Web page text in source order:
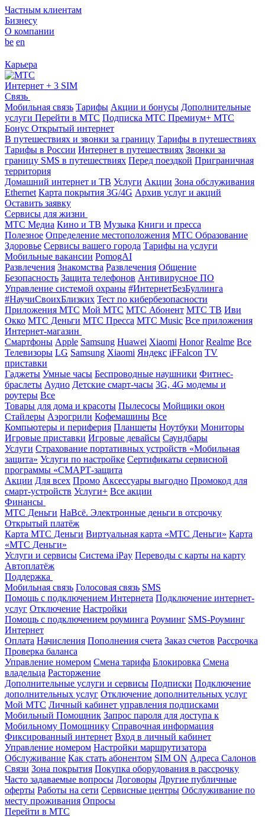
Частным клиентам
Бизнесу
О компании
be en
Карьера
Интернет + 3 SIM
Связь
Мобильная связь Тарифы Акции и бонусы Дополнительные
услуги Перейти в МТС Подписка МТС Премиум+ МТС
Бонус Открытый интернет
В путешествиях и звонки за границу Тарифы в путешествиях
Тарифы в России Интернет в путешествиях Звонки за
границу SMS в путешествиях Перед поездкой Приграничная
территория
Домашний интернет и ТВ Услуги Акции Зона обслуживания
Ethernet Карта покрытия 3G/4G Архив услуг и акций
Оставить заявку
Сервисы для жизни
МТС Медиа Кино и ТВ Музыка Книги и пресса
Полезное Определение местоположения МТС Образование
Здоровье Сервисы вашего города Тарифы на услуги
Мобильные вакансии PomogAI
Развлечения Знакомства Развлечения Общение
Безопасность Защита телефонов Антивирусное ПО
Управление системой охраны #ИнтернетБезБуллинга
#НаучиСвоихБлизких Тест по кибербезопасности
Приложения МТС Мой МТС МТС Абонент МТС ТВ Иви
Окко МТС Деньги МТС Пресса МТС Music Все приложения
Интернет-магазин
Смартфоны Apple Samsung Huawei Xiaomi Honor Realme Все
Телевизоры LG Samsung Xiaomi Яндекс iFFalcon TV
приставки
Гаджеты Умные часы Беспроводные наушники Фитнес-
браслеты Аудио Детские смарт-часы 3G, 4G модемы и
роутеры Все
Товары для дома и красоты Пылесосы Мойщики окон
Стайлеры Аэрогрили Кофемашины Все
Компьютеры и периферия Планшеты Ноутбуки Мониторы
Игровые приставки Игровые девайсы Саундбары
Услуги Страхование портативных устройств «Мобильная
защита» Услуги по настройке Сертификаты сервисной
программы «СМАРТ-защита
Акции Для всех Промо Аксессуары выгодно Промокод для
смарт-устройств Услуги+ Все акции
Финансы
МТС Деньги НаВсё. Электронные деньги в отсрочку
Открытый платёж
Карта МТС Деньги Виртуальная карта «МТС Деньги» Карта
«МТС Деньги»
Услуги и сервисы Система iPay Переводы с карты на карту
Автоплатёж
Поддержка
Мобильная связь Голосовая связь SMS
Помощь с подключением Интернета Подключение интернет-
услуг Отключение Настройки
Помощь с подключением роуминга Роуминг SMS-Роуминг
Интернет
Оплата Начисления Пополнения счета Заказ счетов Рассрочка
Проверка баланса
Управление номером Смена тарифа Блокировка Смена
владельца Расторжение
Дополнительные услуги и сервисы Подписки Подключение
дополнительных услуг Отключение дополнительных услуг
Мой МТС Личный кабинет управления подписками
Мобильный Помощник Запрос пароля для доступа к
Мобильному Помощнику Справочная информация
Фиксированный интернет Вход в личный кабинет
Управление номером Настройки маршрутизатора
Обслуживание Как стать абонентом SIM ON Адреса Салонов
Связи Зона покрытия Покупка оборудования в рассрочку
Часто задаваемые вопросы Договоры Другие публичные
оферты Работы на сети Сервисные центры Обслуживание по
месту проживания Опросы
Перейти в МТС